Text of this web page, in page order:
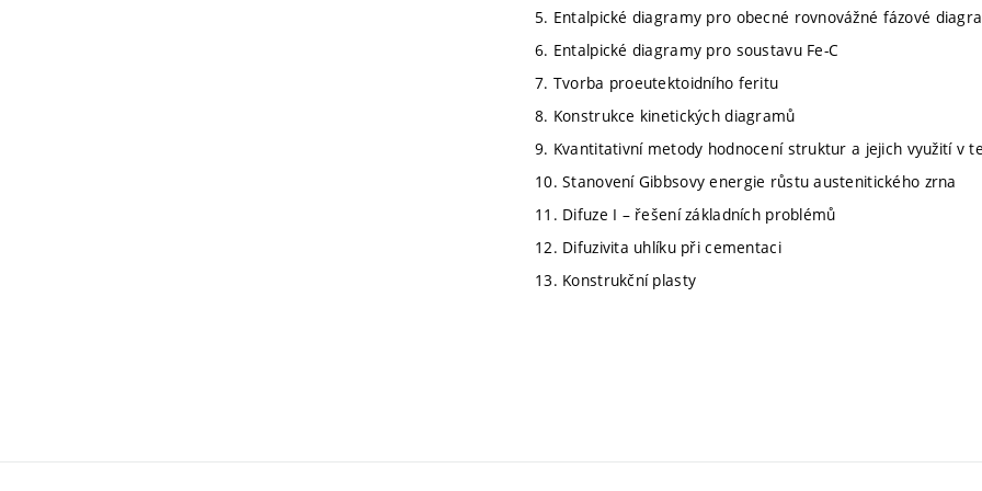
5. Entalpické diagramy pro obecné rovnovážné fázové
6. Entalpické diagramy pro soustavu Fe-C
7. Tvorba proeutektoidního feritu
8. Konstrukce kinetických diagramů
9. Kvantitativní metody hodnocení struktur a jejich využití v
10. Stanovení Gibbsovy energie růstu austenitického zrna
11. Difuze I – řešení základních problémů
12. Difuzivita uhlíku při cementaci
13. Konstrukční plasty